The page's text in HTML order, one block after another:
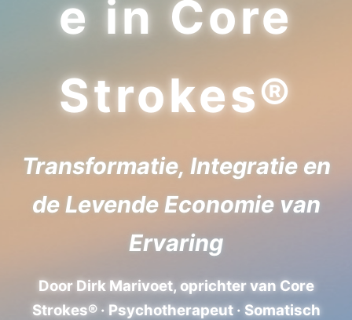
e in Core
Strokes®
Transformatie, Integratie en
de Levende Economie van
Ervaring
Door Dirk Marivoet, oprichter van Core
Strokes® · Psychotherapeut · Somatisch